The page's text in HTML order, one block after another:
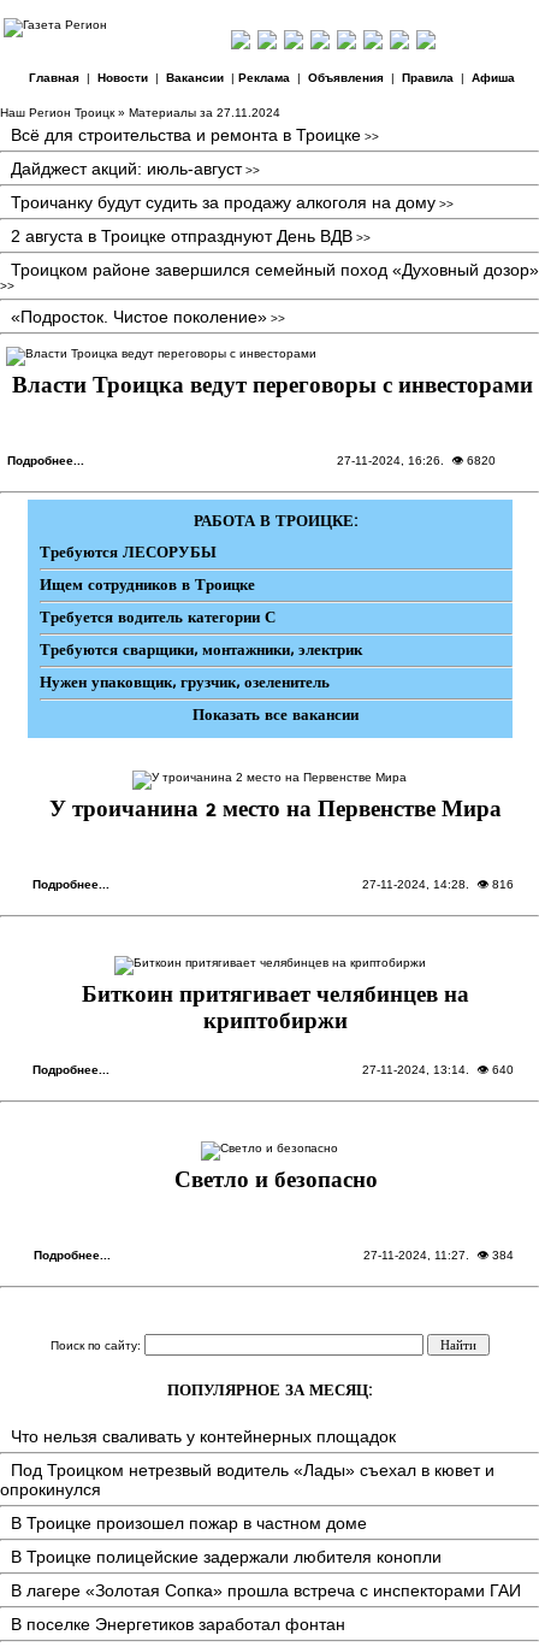
Главная| Новости| Вакансии| Реклама | Объявления| Правила | Афиша
Наш Регион Троицк » Материалы за 27.11.2024
Всё для строительства и ремонта в Троицке >>
Дайджест акций: июль-август>>
Троичанку будут судить за продажу алкоголя на дому >>
2 августа в Троицке отпразднуют День ВДВ >>
Троицком районе завершился семейный поход «Духовный дозор»
>>
«Подросток. Чистое поколение» >>
Власти Троицка ведут переговоры с инвесторами
Подробнее... 27-11-2024, 16:26 . 👁 6820
РАБОТА В ТРОИЦКЕ:
Требуются ЛЕСОРУБЫ
Ищем сотрудников в Троицке
Требуется водитель категории С
Требуются сварщики, монтажники, электрик
Нужен упаковщик, грузчик, озеленитель
Показать все вакансии
У троичанина 2 место на Первенстве Мира
Подробнее... 27-11-2024, 14:28 . 👁 816
Биткоин притягивает челябинцев на
криптобиржи
Подробнее... 27-11-2024, 13:14 . 👁 640
Светло и безопасно
Подробнее... 27-11-2024, 11:27 . 👁 384
Поиск по сайту:
ПОПУЛЯРНОЕ ЗА МЕСЯЦ:
Что нельзя сваливать у контейнерных площадок
Под Троицком нетрезвый водитель «Лады» съехал в кювет и
опрокинулся
В Троицке произошел пожар в частном доме
В Троицке полицейские задержали любителя конопли
В лагере «Золотая Сопка» прошла встреча с инспекторами ГАИ
В поселке Энергетиков заработал фонтан